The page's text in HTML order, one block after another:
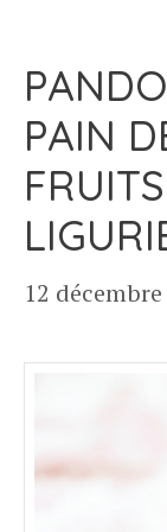
PAIN
12